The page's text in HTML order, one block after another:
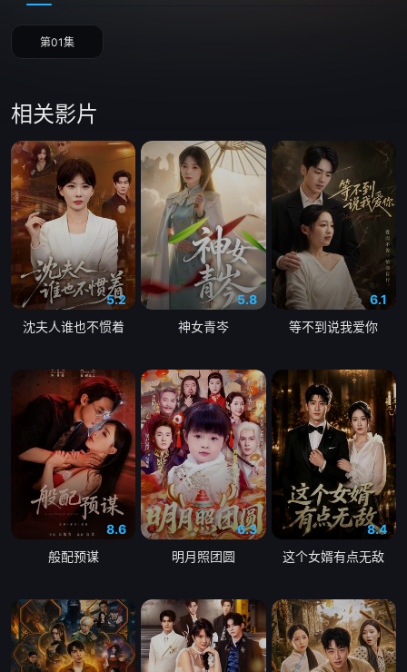
第01集
相关影片
5.2
沈夫人谁也不惯着
5.8
神女青岑
6.1
等不到说我爱你
8.6
般配预谋
6.3
明月照团圆
8.4
这个女婿有点无敌